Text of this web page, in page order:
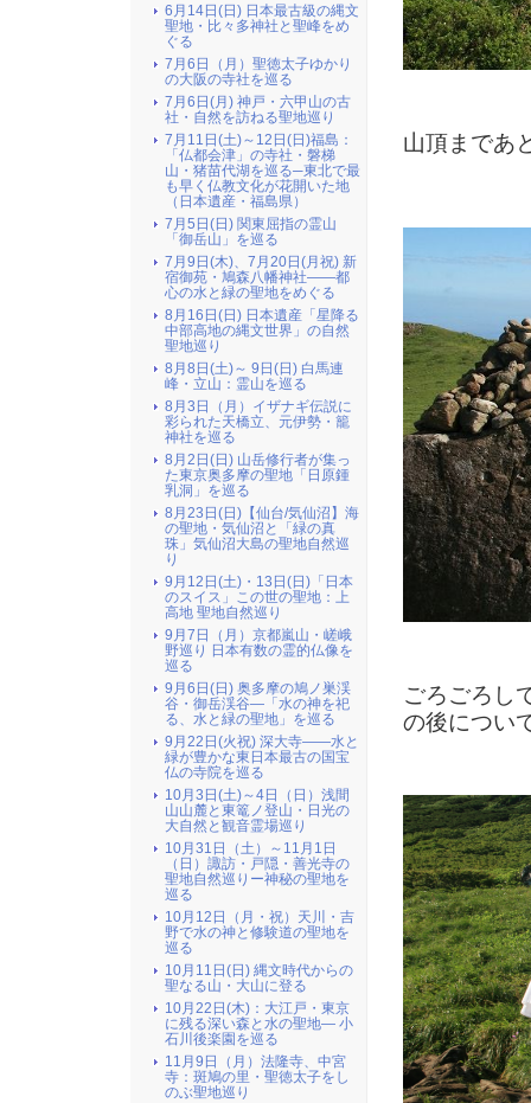
山頂まであ
ごろごろし
の後につい
6月14日(日) 日本最古級の縄文
聖地・比々多神社と聖峰をめ
ぐる
7月6日（月）聖徳太子ゆかり
の大阪の寺社を巡る
7月6日(月) 神戸・六甲山の古
社・自然を訪ねる聖地巡り
7月11日(土)～12日(日)福島：
「仏都会津」の寺社・磐梯
山・猪苗代湖を巡る─東北で最
も早く仏教文化が花開いた地
（日本遺産・福島県）
7月5日(日) 関東屈指の霊山
「御岳山」を巡る
7月9日(木)、7月20日(月祝) 新
宿御苑・鳩森八幡神社――都
心の水と緑の聖地をめぐる
8月16日(日) 日本遺産「星降る
中部高地の縄文世界」の自然
聖地巡り
8月8日(土)～ 9日(日) 白馬連
峰・立山：霊山を巡る
8月3日（月）イザナギ伝説に
彩られた天橋立、元伊勢・籠
神社を巡る
8月2日(日) 山岳修行者が集っ
た東京奥多摩の聖地「日原鍾
乳洞」を巡る
8月23日(日)【仙台/気仙沼】海
の聖地・気仙沼と「緑の真
珠」気仙沼大島の聖地自然巡
り
9月12日(土)・13日(日)「日本
のスイス」この世の聖地：上
高地 聖地自然巡り
9月7日（月）京都嵐山・嵯峨
野巡り 日本有数の霊的仏像を
巡る
9月6日(日) 奥多摩の鳩ノ巣渓
谷・御岳渓谷―「水の神を祀
る、水と緑の聖地」を巡る
9月22日(火祝) 深大寺――水と
緑が豊かな東日本最古の国宝
仏の寺院を巡る
10月3日(土)～4日（日）浅間
山山麓と東篭ノ登山・日光の
大自然と観音霊場巡り
10月31日（土）～11月1日
（日）諏訪・戸隠・善光寺の
聖地自然巡りー神秘の聖地を
巡る
10月12日（月・祝）天川・吉
野で水の神と修験道の聖地を
巡る
10月11日(日) 縄文時代からの
聖なる山・大山に登る
10月22日(木)：大江戸・東京
に残る深い森と水の聖地― 小
石川後楽園を巡る
11月9日（月）法隆寺、中宮
寺：斑鳩の里・聖徳太子をし
のぶ聖地巡り